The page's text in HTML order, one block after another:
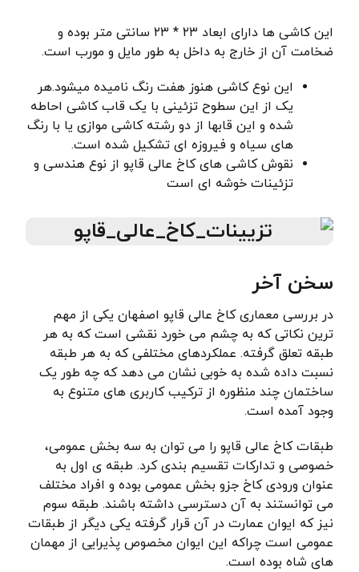
این کاشی ها دارای ابعاد ۲۳ * ۲۳ سانتی متر بوده و
ضخامت آن از خارج به داخل به طور مایل و مورب است.
این نوع کاشی هنوز هفت رنگ نامیده میشود.هر
یک از این سطوح تزئینی با یک قاب کاشی احاطه
شده و این قابها از دو رشته کاشی موازی یا با رنگ
های سیاه و فیروزه ای تشکیل شده است.
نقوش کاشی های کاخ عالی قاپو از نوع هندسی و
تزئینات خوشه ای است
سخن آخر
در بررسی معماری کاخ عالی قاپو اصفهان یکی از مهم
ترین نکاتی که به چشم می خورد نقشی است که به هر
طبقه تعلق گرفته. عملکردهای مختلفی که به هر طبقه
نسبت داده شده به خوبی نشان می دهد که چه طور یک
ساختمان چند منظوره از ترکیب کاربری های متنوع به
وجود آمده است.
طبقات کاخ عالی قاپو را می توان به سه بخش عمومی،
خصوصی و تدارکات تقسیم بندی کرد. طبقه ی اول به
عنوان ورودی کاخ جزو بخش عمومی بوده و افراد مختلف
می توانستند به آن دسترسی داشته باشند. طبقه سوم
نیز که ایوان عمارت در آن قرار گرفته یکی دیگر از طبقات
عمومی است چراکه این ایوان مخصوص پذیرایی از مهمان
های شاه بوده است.